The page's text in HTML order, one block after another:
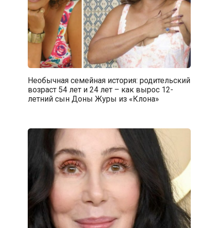
Необычная семейная история: родительский
возраст 54 лет и 24 лет – как вырос 12-
летний сын Доны Журы из «Клона»